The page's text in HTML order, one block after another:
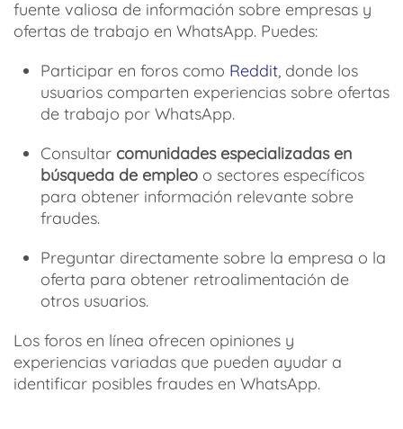
fuente valiosa de información sobre empresas y
ofertas de trabajo en WhatsApp. Puedes:
Participar en foros como Reddit , donde los
usuarios comparten experiencias sobre ofertas
de trabajo por WhatsApp.
Consultar comunidades especializadas en
búsqueda de empleo o sectores específicos
para obtener información relevante sobre
fraudes.
Preguntar directamente sobre la empresa o la
oferta para obtener retroalimentación de
otros usuarios.
Los foros en línea ofrecen opiniones y
experiencias variadas que pueden ayudar a
identificar posibles fraudes en WhatsApp.